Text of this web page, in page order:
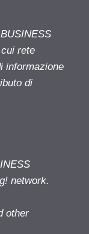
rete
informazione
di
network.
other